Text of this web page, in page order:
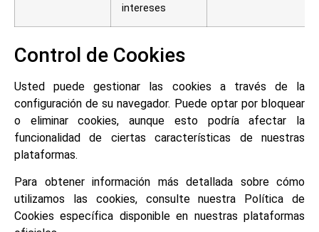
intereses
Control de Cookies
Usted puede gestionar las cookies a través de la
configuración de su navegador. Puede optar por bloquear
o eliminar cookies, aunque esto podría afectar la
funcionalidad de ciertas características de nuestras
plataformas.
Para obtener información más detallada sobre cómo
utilizamos las cookies, consulte nuestra Política de
Cookies específica disponible en nuestras plataformas